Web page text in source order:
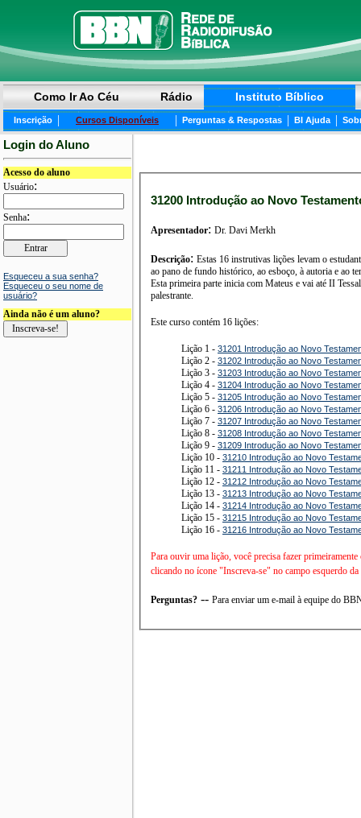
Como Ir Ao Céu Rádio Instituto Bíblico
Inscrição | Cursos Disponíveis | Perguntas & Respostas | BI Ajuda |
Login do Aluno
Acesso do aluno
Usuário:
Senha:
Esqueceu a sua senha?
Esqueceu o seu nome de
usuário?
Ainda não é um aluno?
31200 Introdução ao Novo
Apresentador: Dr. Davi Merkh
Descrição: Estas 16 instrutivas lições levam o
ao pano de fundo histórico, ao esboço, à autoria e ao
Esta primeira parte inicia com Mateus e vai até II Tessalonicenses. O Dr. Davi Merkh é pastor, autor de diversas obras para
palestrante.
Este curso contém 16 lições:
Lição 1 - 31201 Introdução ao Novo
Lição 2 - 31202 Introdução ao Novo
Lição 3 - 31203 Introdução ao Novo
Lição 4 - 31204 Introdução ao Novo
Lição 5 - 31205 Introdução ao Novo
Lição 6 - 31206 Introdução ao Novo
Lição 7 - 31207 Introdução ao Novo
Lição 8 - 31208 Introdução ao Novo
Lição 9 - 31209 Introdução ao Novo
Lição 10 - 31210 Introdução ao Novo
Lição 11 - 31211 Introdução ao Novo
Lição 12 - 31212 Introdução ao Novo
Lição 13 - 31213 Introdução ao Novo
Lição 14 - 31214 Introdução ao Novo
Lição 15 - 31215 Introdução ao Novo
Lição 16 - 31216 Introdução ao Novo
Para ouvir uma lição, você precisa fazer
clicando no ícone "Inscreva-se" no campo esquerdo da
Perguntas? -- Para enviar um e-mail à equipe do